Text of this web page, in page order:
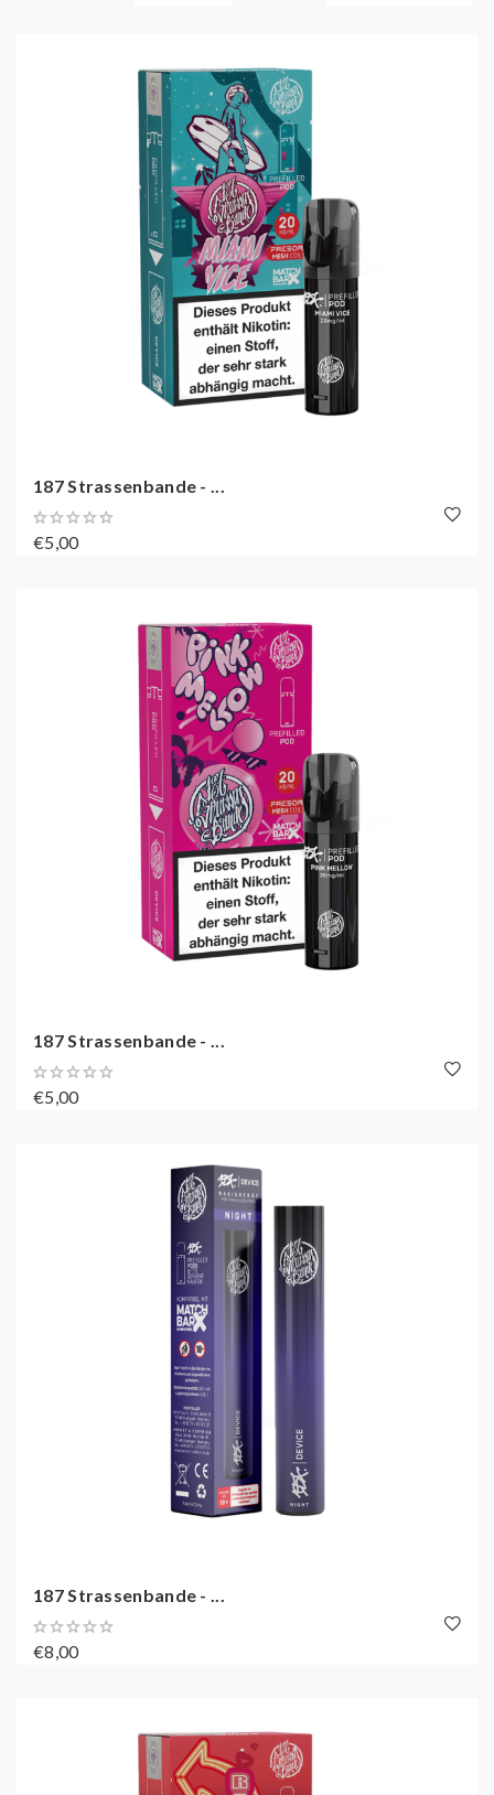
187 Strassenbande - ...
€5,00
187 Strassenbande - ...
€5,00
187 Strassenbande - ...
€8,00